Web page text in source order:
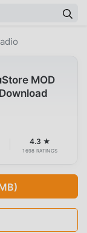
MOD
4.3 ★
1698 RATINGS